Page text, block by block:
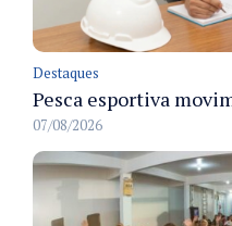
Destaques
07/08/2026